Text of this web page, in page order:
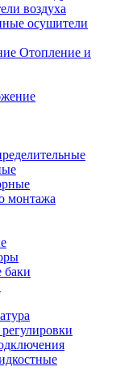
воздуха
осушители
Отопление и
монтажа
баки